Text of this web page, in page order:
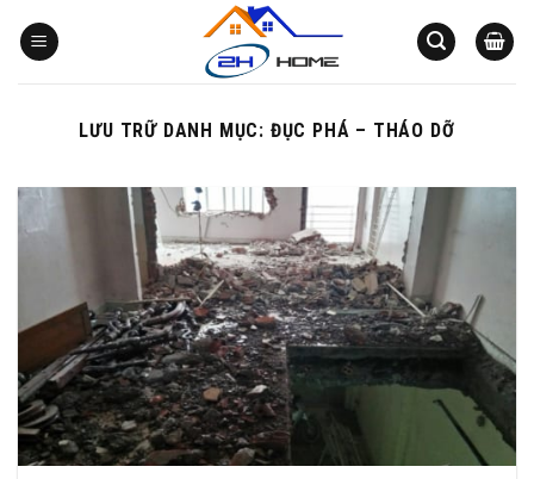
qua
LƯU TRỮ DANH MỤC: ĐỤC PHÁ – THÁO DỠ